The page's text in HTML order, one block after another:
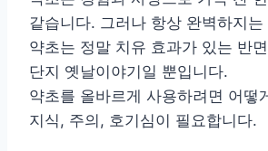
같습니다. 그러나 항상 완벽하지
약초는 정말 치유 효과가 있는 반
단지 옛날이야기일 뿐입니다.
약초를 올바르게 사용하려면 어떻
지식, 주의, 호기심이 필요합니다.